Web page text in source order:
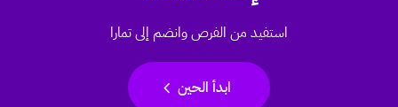
استفيد من الفرص وانضم إلى تمارا
ابدأ الحين chevron_left